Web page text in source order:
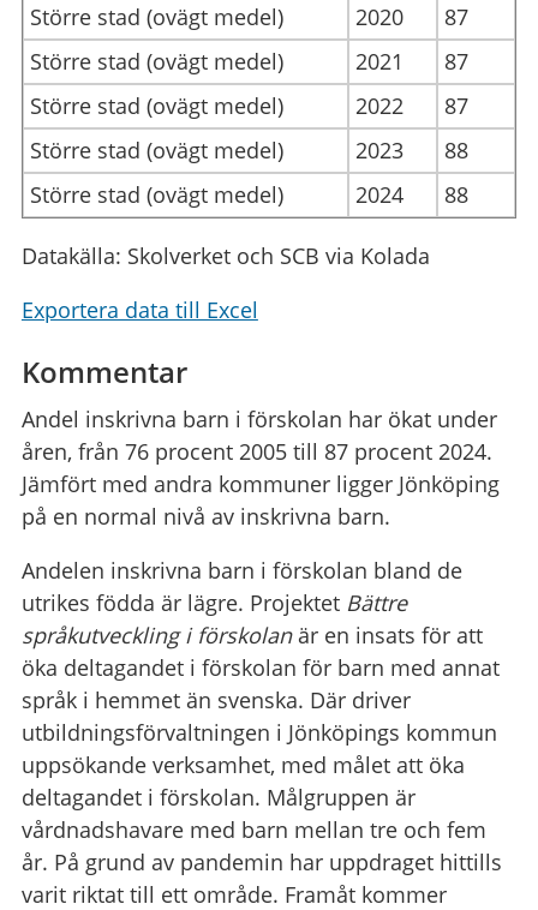
Större stad (ovägt medel)
2020
87
Större stad (ovägt medel)
2021
87
Större stad (ovägt medel)
2022
87
Större stad (ovägt medel)
2023
88
Större stad (ovägt medel)
2024 88
Datakälla: Skolverket och SCB via Kolada
Exportera data till Excel
Kommentar
Andel inskrivna barn i förskolan har ökat under
åren, från 76 procent 2005 till 87 procent 2024.
Jämfört med andra kommuner ligger Jönköping
på en normal nivå av inskrivna barn.
Andelen inskrivna barn i förskolan bland de
utrikes födda är lägre. Projektet Bättre
språkutveckling i förskolanär en insats för att
öka deltagandet i förskolan för barn med annat
språk i hemmet än svenska. Där driver
utbildningsförvaltningen i Jönköpings kommun
uppsökande verksamhet, med målet att öka
deltagandet i förskolan. Målgruppen är
vårdnadshavare med barn mellan tre och fem
år. På grund av pandemin har uppdraget hittills
varit riktat till ett område. Framåt kommer